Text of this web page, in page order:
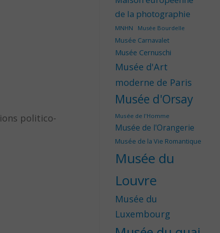
politico-
de la photographie
MNHN Musée Bourdelle
Musée Carnavalet
Musée Cernuschi
Musée d'Art
moderne de Paris
Musée d'Orsay
Musée de l'Homme
Musée de l'Orangerie
Musée de la Vie Romantique
Musée du
Louvre
Musée du
Luxembourg